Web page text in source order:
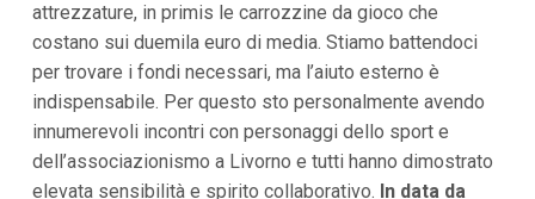
V
a
a
l
e
n
attrezzature, in primis le carrozzine da gioco che
costano sui duemila euro di media. Stiamo battendoci
per trovare i fondi necessari, ma l’aiuto esterno è
indispensabile. Per questo sto personalmente avendo
innumerevoli incontri con personaggi dello sport e
dell’associazionismo a Livorno e tutti hanno dimostrato
elevata sensibilità e spirito collaborativo. In data da